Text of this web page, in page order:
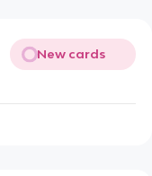
New cards